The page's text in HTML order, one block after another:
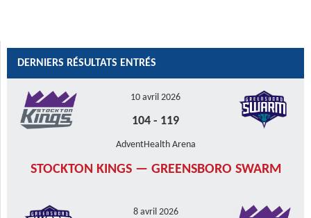
DERNIERS RÉSULTATS ENTRÉS
10 avril 2026
104 - 119
AdventHealth Arena
STOCKTON KINGS — GREENSBORO SWARM
8 avril 2026